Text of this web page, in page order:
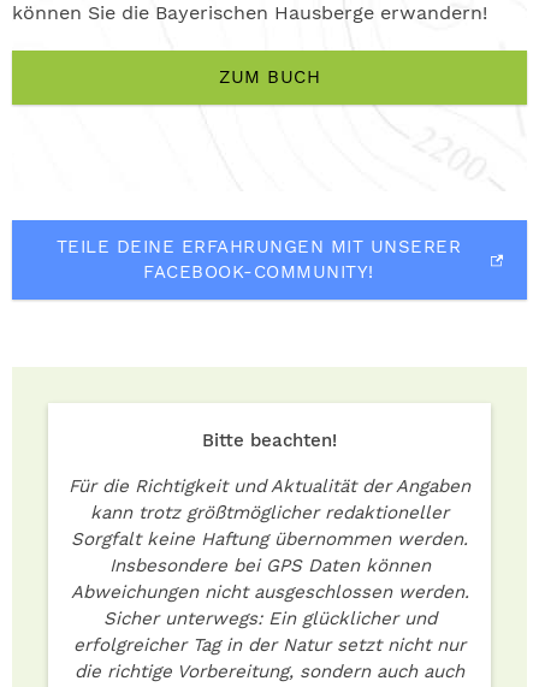
können Sie die Bayerischen Hausberge erwandern!
ZUM BUCH
TEILE DEINE ERFAHRUNGEN MIT UNSERER
FACEBOOK-COMMUNITY!
Bitte beachten!
Für die Richtigkeit und Aktualität der Angaben
kann trotz größtmöglicher redaktioneller
Sorgfalt keine Haftung übernommen werden.
Insbesondere bei GPS Daten können
Abweichungen nicht ausgeschlossen werden.
Sicher unterwegs: Ein glücklicher und
erfolgreicher Tag in der Natur setzt nicht nur
die richtige Vorbereitung, sondern auch auch